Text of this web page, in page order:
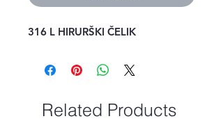
316 L HIRURŠKI ČELIK
Related Products